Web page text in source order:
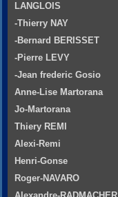
LANGLOIS
-Thierry NAY
-Bernard BERISSET
-Pierre LEVY
-Jean frederic Gosio
Anne-Lise Martorana
Jo-Martorana
Thiery REMI
Alexi-Remi
Henri-Gonse
Roger-NAVARO